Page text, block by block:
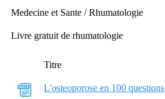
Medecine et Sante / Rhumatologie
Livre gratuit de rhumatologie
Titre
L'osteoporose en 100 questions